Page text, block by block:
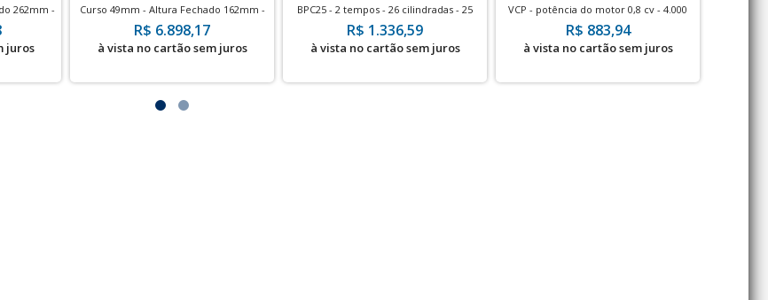
262mm -
juros
Curso 49mm - Altura Fechado 162mm -
700bar
R$ 6.898,17
à vista no cartão sem juros
BPC25 - 2 tempos - 26 cilindradas - 25
litros
R$ 1.336,59
à vista no cartão sem juros
VCP - potência do motor 0,8 cv - 4.000
rpm - 110V
R$ 883,94
à vista no cartão sem juros